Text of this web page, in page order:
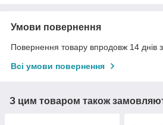
Умови повернення
Повернення товару впродовж 14 днів
Всі умови повернення
З цим товаром також